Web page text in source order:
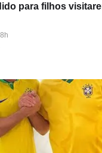
para filhos